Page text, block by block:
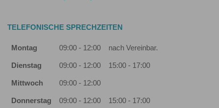
TELEFONISCHE SPRECHZEITEN
Montag 09:00 - 12:00 nach Vereinbar.
Dienstag 09:00 - 12:00 15:00 - 17:00
Mittwoch 09:00 - 12:00
Donnerstag 09:00 - 12:00 15:00 - 17:00